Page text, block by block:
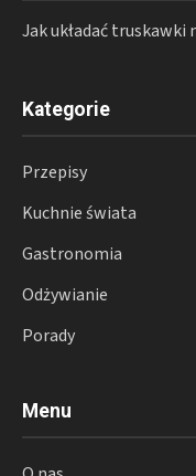
Jak układać truskawki
Kategorie
Przepisy
Kuchnie świata
Gastronomia
Odżywianie
Porady
Menu